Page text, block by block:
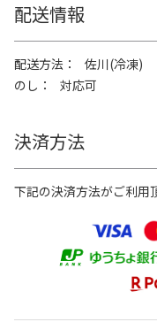
配送情報
配送方法
佐川(冷凍)
のし
対応可
決済方法
下記の決済方法がご利用